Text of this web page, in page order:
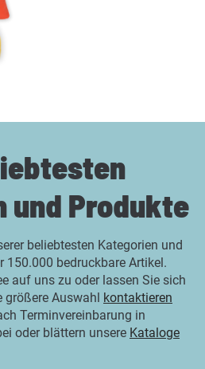
und Produkte
beliebtesten Kategorien und
150.000 bedruckbare Artikel.
auf uns zu oder lassen Sie sich
größere Auswahl kontaktieren
Terminvereinbarung in
oder blättern unsere Kataloge